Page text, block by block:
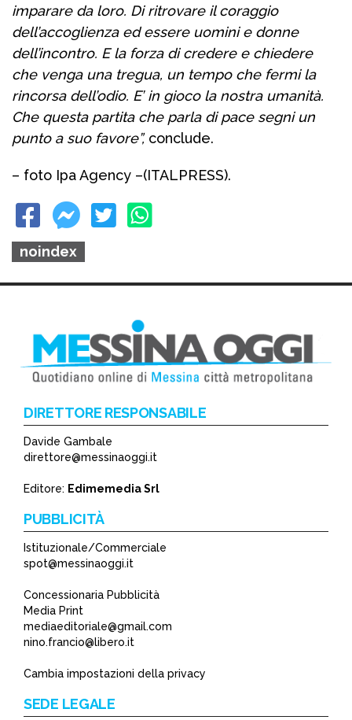
imparare da loro. Di ritrovare il coraggio
dell’accoglienza ed essere uomini e donne
dell’incontro. E la forza di credere e chiedere
che venga una tregua, un tempo che fermi la
rincorsa dell’odio. E’ in gioco la nostra umanità.
Che questa partita che parla di pace segni un
punto a suo favore”,conclude.
– foto Ipa Agency –(ITALPRESS).
noindex
DIRETTORE RESPONSABILE
Davide Gambale
direttore@messinaoggi.it
Editore: Edimemedia Srl
PUBBLICITÀ
Istituzionale/Commerciale
spot@messinaoggi.it
Concessionaria Pubblicità
Media Print
mediaeditoriale@gmail.com
nino.francio@libero.it
Cambia impostazioni della privacy
SEDE LEGALE